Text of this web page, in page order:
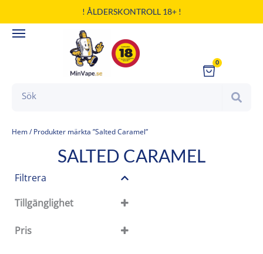
till
innehåll
! ÅLDERSKONTROLL 18+ !
0
Cart
Hem/ Produkter märkta ”Salted Caramel”
SALTED CARAMEL
Filtrera
Tillgänglighet
I lager
Pris